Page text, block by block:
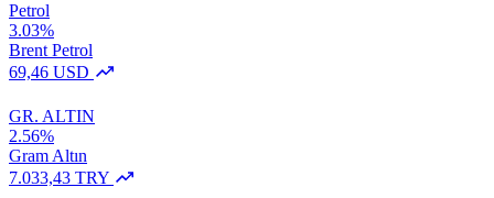
Petrol
3.03%
Brent Petrol
69,46 USD
GR. ALTIN
2.56%
Gram Altın
7.033,43 TRY